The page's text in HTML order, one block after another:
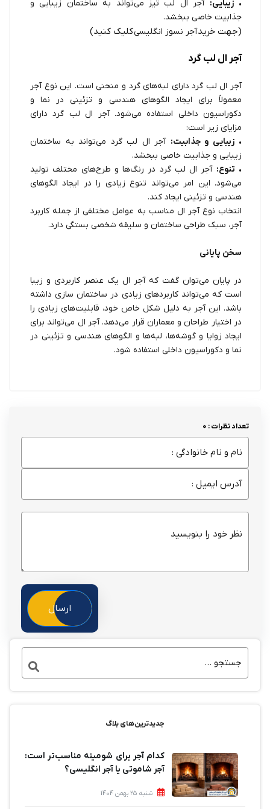
•زیبایی: آجر ال لب تیز می‌تواند به ساختمان زیبایی و
جذابیت خاصی ببخشد.
(جهت خریدآجر نسوز انگلیسیکلیک کنید)
آجر ال لب گرد
آجر ال لب گرد دارای لبه‌های گرد و منحنی است. این نوع آجر
معمولاً برای ایجاد الگوهای هندسی و تزئینی در نما و
دکوراسیون داخلی استفاده می‌شود. آجر ال لب گرد دارای
مزایای زیر است:
•زیبایی و جذابیت: آجر ال لب گرد می‌تواند به ساختمان
زیبایی و جذابیت خاصی ببخشد.
• تنوع: آجر ال لب گرد در رنگ‌ها و طرح‌های مختلف تولید
می‌شود. این امر می‌تواند تنوع زیادی را در ایجاد الگوهای
هندسی و تزئینی ایجاد کند.
انتخاب نوع آجر ال مناسب به عوامل مختلفی از جمله کاربرد
آجر، سبک طراحی ساختمان و سلیقه شخصی بستگی دارد.
سخن پایانی
در پایان می‌توان گفت که آجر ال یک عنصر کاربردی و زیبا
است که می‌تواند کاربردهای زیادی در ساختمان سازی داشته
باشد. این آجر به دلیل شکل خاص خود، قابلیت‌های زیادی را
در اختیار طراحان و معماران قرار می‌دهد. آجر ال می‌تواند برای
ایجاد زوایا و گوشه‌ها، لبه‌ها و الگوهای هندسی و تزئینی در
نما و دکوراسیون داخلی استفاده شود.
تعداد نظرات : 0
ارسال
جدیدترین‌های بلاگ
کدام آجر برای شومینه مناسب‌تر است:
آجر شاموتی یا آجر انگلیسی؟
شنبه 25 بهمن 1404